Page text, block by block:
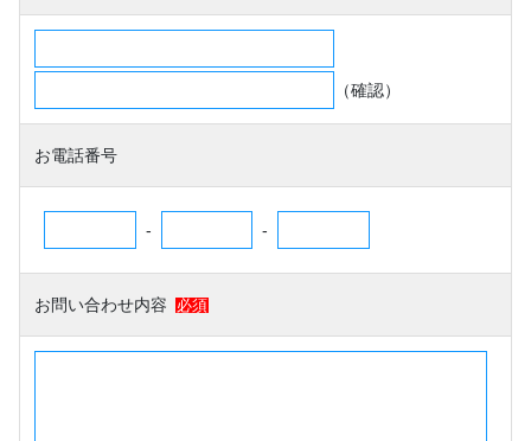
（確認）
お電話番号
- -
お問い合わせ内容 必須